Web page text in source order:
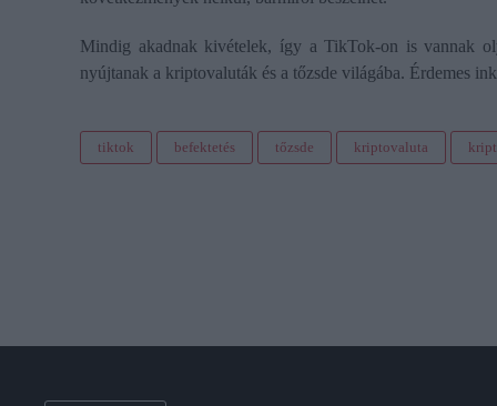
Mindig akadnak kivételek, így a TikTok-on is vannak
nyújtanak a kriptovaluták és a tőzsde világába. Érdemes
tiktok befektetés tőzsde kriptovaluta